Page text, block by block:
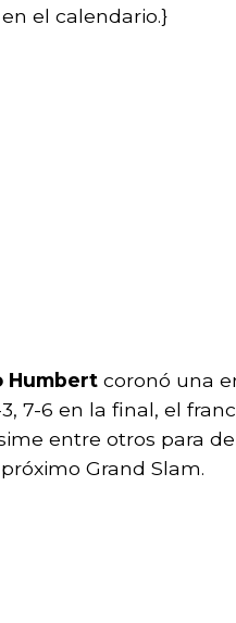
el calendario.}
Humbert coronó una
7-6 en la final, el
entre otros para
Grand Slam.